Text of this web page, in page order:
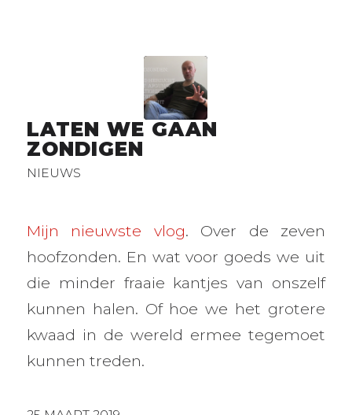
LATEN WE GAAN
ZONDIGEN
NIEUWS
Mijn nieuwste vlog. Over de zeven
hoofzonden. En wat voor goeds we uit
die minder fraaie kantjes van onszelf
kunnen halen. Of hoe we het grotere
kwaad in de wereld ermee tegemoet
kunnen treden.